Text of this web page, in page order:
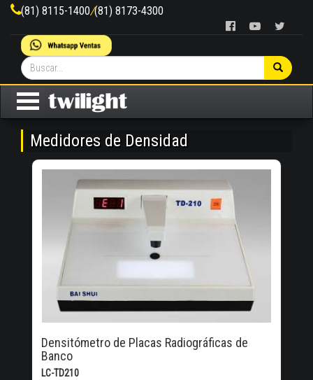
(81) 8115-1400/(81) 8173-4300
Medidores de Densidad
Densitómetro de Placas Radiográficas de
Banco
LC-TD210